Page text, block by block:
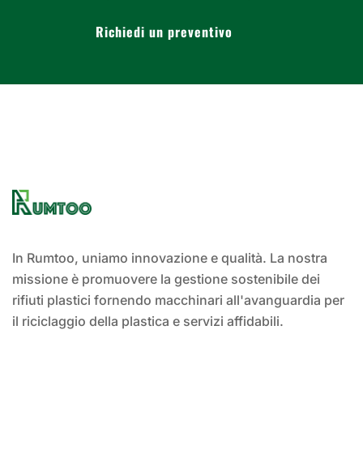
Richiedi un preventivo
In Rumtoo, uniamo innovazione e qualità. La nostra
missione è promuovere la gestione sostenibile dei
rifiuti plastici fornendo macchinari all'avanguardia per
il riciclaggio della plastica e servizi affidabili.